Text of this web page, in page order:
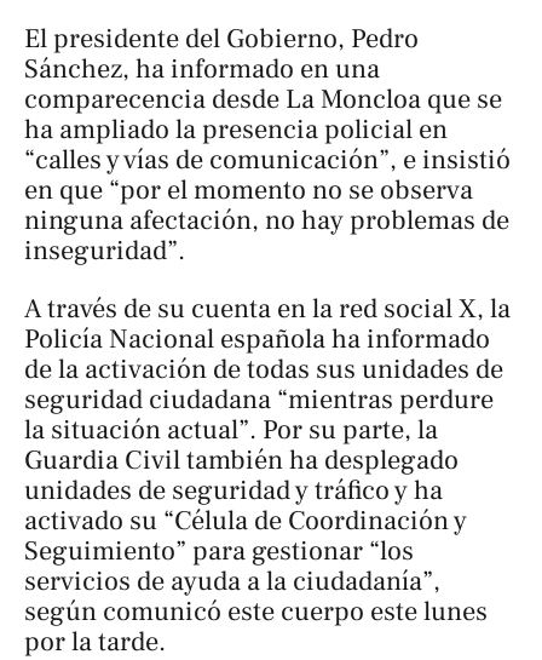
El presidente del Gobierno, Pedro
Sánchez, ha informado en una
comparecencia desde La Moncloa que se
ha ampliado la presencia policial en
“calles y vías de comunicación”, e insistió
en que “por el momento no se observa
ninguna afectación, no hay problemas de
inseguridad”.
A través de su cuenta en la red social X, la
Policía Nacional española ha informado
de la activación de todas sus unidades de
seguridad ciudadana “mientras perdure
la situación actual”. Por su parte, la
Guardia Civil también ha desplegado
unidades de seguridad y tráfico y ha
activado su “Célula de Coordinación y
Seguimiento” para gestionar “los
servicios de ayuda a la ciudadanía”,
según comunicó este cuerpo este lunes
por la tarde.